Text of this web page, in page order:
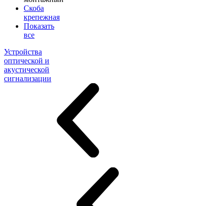
Скоба
крепежная
Показать
все
Устройства
оптической и
акустической
сигнализации